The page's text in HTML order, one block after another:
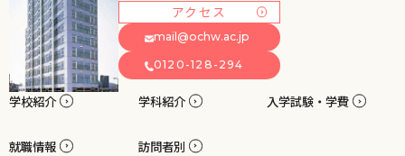
アクセス
mail@ochw.ac.jp
0120-128-294
学校紹介 学科紹介 入学試験・学費
就職情報 訪問者別